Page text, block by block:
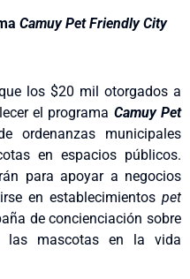
Camuy Pet Friendly City
los $20 mil otorgados a
el programa Camuy Pet
ordenanzas municipales
en espacios públicos.
para apoyar a negocios
en establecimientos pet
de concienciación sobre
las mascotas en la vida